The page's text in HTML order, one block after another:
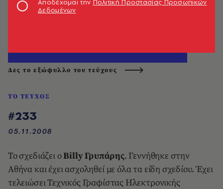
Δες το εξώφυλλο του τεύχους
ΤΟ ΤΕΥΧΟΣ
#233
05.11.2008
Το σχεδιάζει οBilly Γρυπάρης. Γεννήθηκε στην
Αθήνα και έχει ασχοληθεί µε όλα τα είδη σχεδίου. Έχει
τελειώσει Τεχνικός Γραφίστας Ηλεκτρονικής
Αποδέχομαι την Πολιτική Προστασίας Προσωπικών
Δεδομένων